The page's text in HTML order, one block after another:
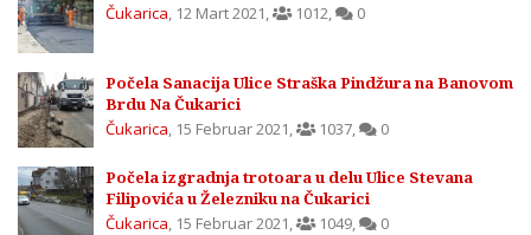
Čukarica, 12 Mart 2021, 1012, 0
Počela Sanacija Ulice Straška Pindžura na Banovom
Brdu Na Čukarici
Čukarica, 15 Februar 2021, 1037, 0
Počela izgradnja trotoara u delu Ulice Stevana
Filipovića u Železniku na Čukarici
Čukarica, 15 Februar 2021, 1049, 0